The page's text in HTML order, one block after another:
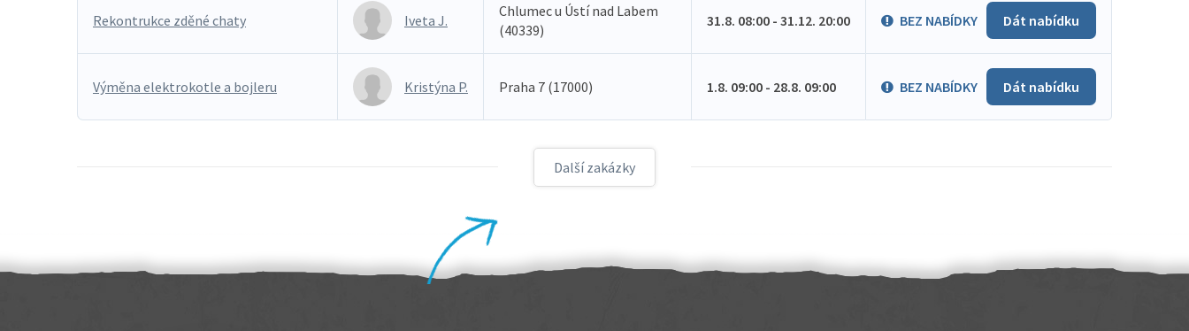
Rekontrukce zděné chaty Iveta J.
Chlumec u Ústí nad Labem
(40339)
31.8. 08:00 - 31.12. 20:00 BEZ NABÍDKY Dát nabídku
Výměna elektrokotle a bojleru Kristýna P. Praha 7 (17000) 1.8. 09:00 - 28.8. 09:00 BEZ NABÍDKY Dát nabídku
Další zakázky